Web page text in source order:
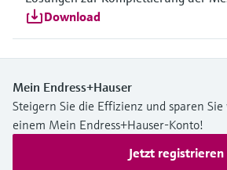
Download
Mein Endress+Hauser
Steigern Sie die Effizienz und sparen
einem Mein Endress+Hauser-Konto!
Jetzt registrieren